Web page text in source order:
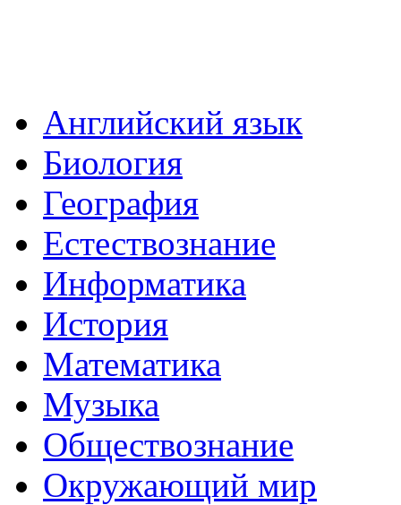
Английский язык
Биология
География
Естествознание
Информатика
История
Математика
Музыка
Обществознание
Окружающий мир